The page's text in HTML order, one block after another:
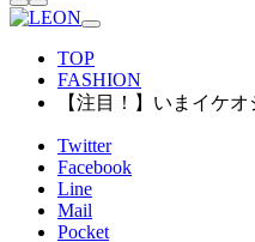
TOP
FASHION
【注目！】いまイケ
Twitter
Facebook
Line
Mail
Pocket